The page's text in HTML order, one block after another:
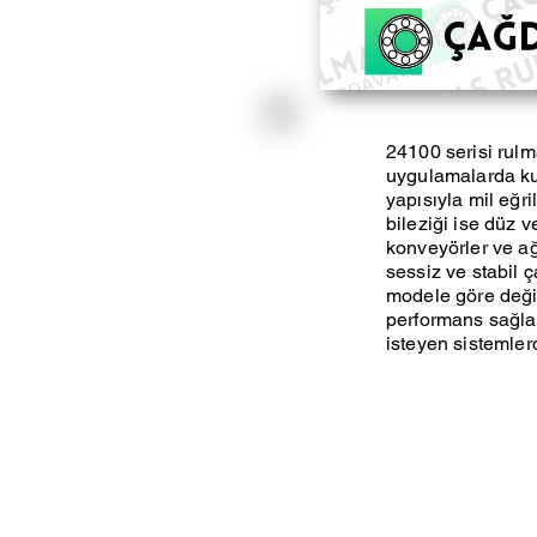
24100 serisi
uygulamalarda
yapısıyla mil
bileziği ise düz
konveyörler ve
sessiz ve stabil
modele göre
performans
isteyen